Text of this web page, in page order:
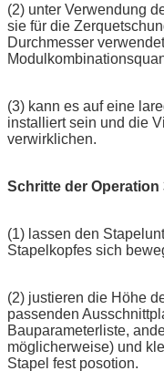
(2) unter Verwendung
sie für die
Durchmesser
(3) kann es auf eine
installiert sein und die
verwirklichen.
Schritte der Operation
(1) lassen den
Stapelkopfes sich
(2) justieren die Höhe
passenden
Bauparameterliste,
möglicherweise) und
Stapel fest posotion.